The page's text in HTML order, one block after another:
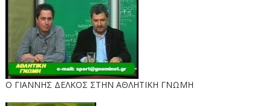
Ο ΓΙΑΝΝΗΣ ΔΕΛΚΟΣ ΣΤΗΝ ΑΘΛΗΤΙΚΗ ΓΝΩΜΗ